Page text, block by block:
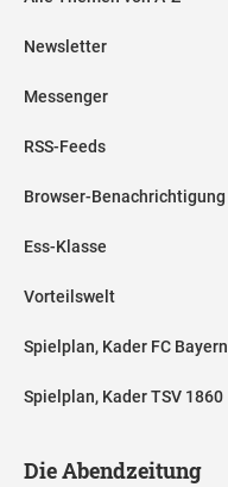
Newsletter
Messenger
RSS-Feeds
Browser-Benachrichtigung
Ess-Klasse
Vorteilswelt
Spielplan, Kader FC Bayern
Spielplan, Kader TSV 1860
Die Abendzeitung